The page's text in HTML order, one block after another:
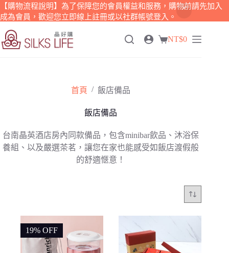
【購物流程說明】為了保障您的會員權益和服務，購物前請先加入
成為會員，歡迎您立即線上註冊或以社群帳號登入。
至
購
NT$0
首頁 / 飯店備品
飯店備品
台南晶英酒店房內同款備品，包含minibar飲品、沐浴保
養組、以及嚴選茶茗，讓您在家也能感受如飯店渡假般
的舒適愜意！
19% OFF